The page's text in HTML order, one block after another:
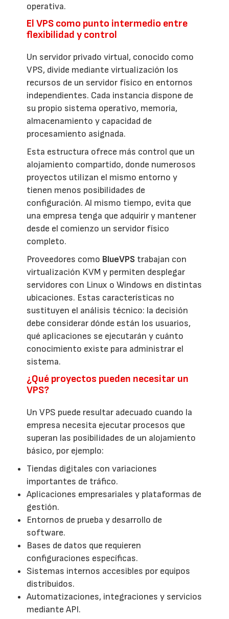
operativa.
El VPS como punto intermedio entre
flexibilidad y control
Un servidor privado virtual, conocido como
VPS, divide mediante virtualización los
recursos de un servidor físico en entornos
independientes. Cada instancia dispone de
su propio sistema operativo, memoria,
almacenamiento y capacidad de
procesamiento asignada.
Esta estructura ofrece más control que un
alojamiento compartido, donde numerosos
proyectos utilizan el mismo entorno y
tienen menos posibilidades de
configuración. Al mismo tiempo, evita que
una empresa tenga que adquirir y mantener
desde el comienzo un servidor físico
completo.
Proveedores como BlueVPS trabajan con
virtualización KVM y permiten desplegar
servidores con Linux o Windows en distintas
ubicaciones. Estas características no
sustituyen el análisis técnico: la decisión
debe considerar dónde están los usuarios,
qué aplicaciones se ejecutarán y cuánto
conocimiento existe para administrar el
sistema.
¿Qué proyectos pueden necesitar un
VPS?
Un VPS puede resultar adecuado cuando la
empresa necesita ejecutar procesos que
superan las posibilidades de un alojamiento
básico, por ejemplo:
Tiendas digitales con variaciones
importantes de tráfico.
Aplicaciones empresariales y plataformas de
gestión.
Entornos de prueba y desarrollo de
software.
Bases de datos que requieren
configuraciones específicas.
Sistemas internos accesibles por equipos
distribuidos.
Automatizaciones, integraciones y servicios
mediante API.